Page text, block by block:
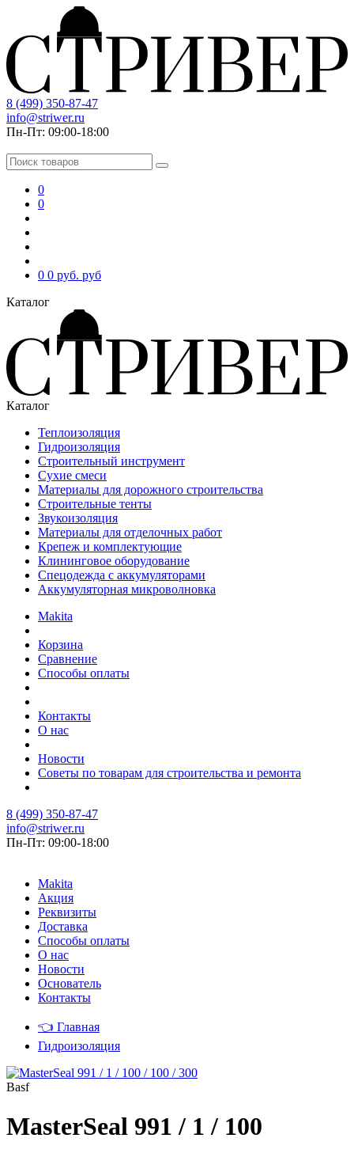
8 (499) 350-87-47
info@striwer.ru
Пн-Пт: 09:00-18:00
0
0
0 0 руб. руб
Каталог
Каталог
Теплоизоляция
Гидроизоляция
Строительный инструмент
Сухие смеси
Материалы для дорожного строительства
Строительные тенты
Звукоизоляция
Материалы для отделочных работ
Крепеж и комплектующие
Клининговое оборудование
Спецодежда с аккумуляторами
Аккумуляторная микроволновка
Makita
Корзина
Сравнение
Способы оплаты
Контакты
О нас
Новости
Советы по товарам для строительства и ремонта
8 (499) 350-87-47
info@striwer.ru
Пн-Пт: 09:00-18:00
Makita
Акция
Реквизиты
Доставка
Способы оплаты
О нас
Новости
Основатель
Контакты
👈 Главная
Гидроизоляция
Basf
MasterSeal 991 / 1 / 100